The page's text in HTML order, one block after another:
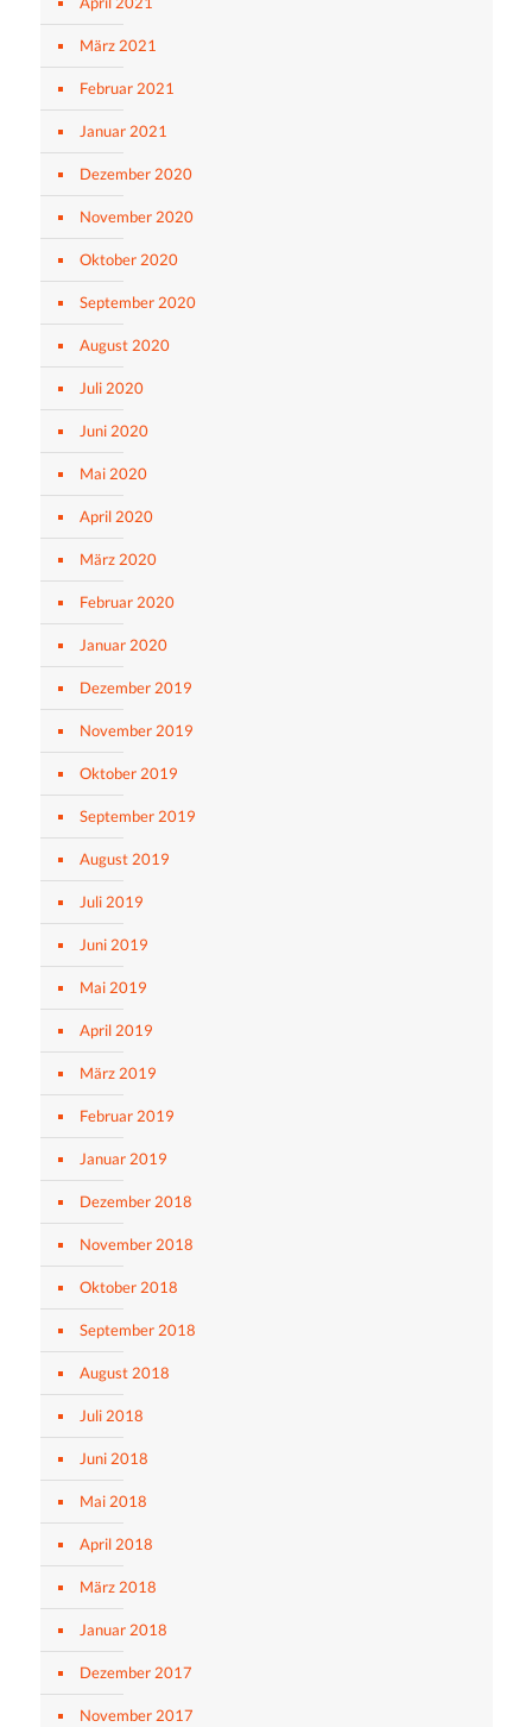
März 2021
Februar 2021
Januar 2021
Dezember 2020
November 2020
Oktober 2020
September 2020
August 2020
Juli 2020
Juni 2020
Mai 2020
April 2020
März 2020
Februar 2020
Januar 2020
Dezember 2019
November 2019
Oktober 2019
September 2019
August 2019
Juli 2019
Juni 2019
Mai 2019
April 2019
März 2019
Februar 2019
Januar 2019
Dezember 2018
November 2018
Oktober 2018
September 2018
August 2018
Juli 2018
Juni 2018
Mai 2018
April 2018
März 2018
Januar 2018
Dezember 2017
November 2017